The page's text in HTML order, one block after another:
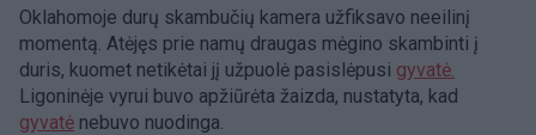
Oklahomoje durų skambučių kamera užfiksavo neeilinį
momentą. Atėjęs prie namų draugas mėgino skambinti į
duris, kuomet netikėtai jį užpuolė pasislėpusi gyvatė.
Ligoninėje vyrui buvo apžiūrėta žaizda, nustatyta, kad
gyvatė nebuvo nuodinga.